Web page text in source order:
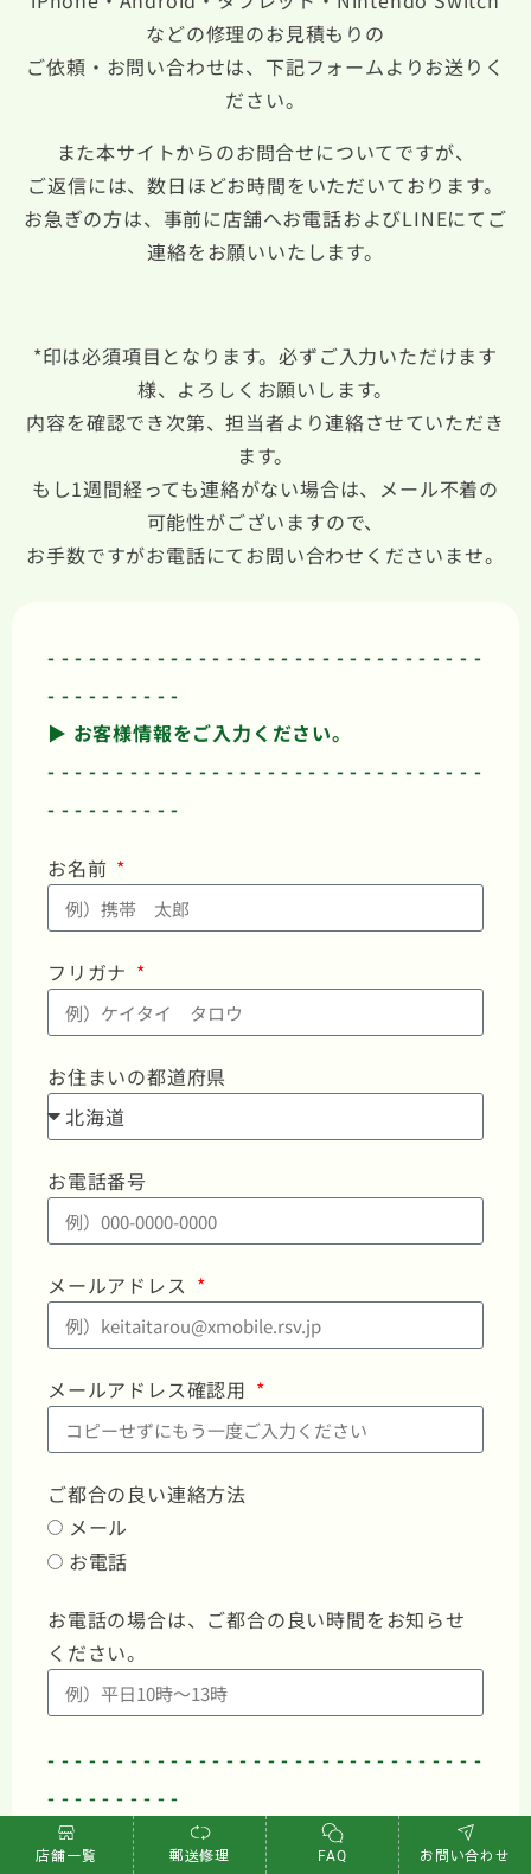
などの修理のお見積もりの
ご依頼・お問い合わせは、下記フォームよりお送りく
ださい。
また本サイトからのお問合せについてですが、
ご返信には、数日ほどお時間をいただいております。
お急ぎの方は、事前に店舗へお電話およびLINEにてご
連絡をお願いいたします。
*印は必須項目となります。必ずご入力いただけます
様、よろしくお願いします。
内容を確認でき次第、担当者より連絡させていただき
ます。
もし1週間経っても連絡がない場合は、メール不着の
可能性がございますので、
お手数ですがお電話にてお問い合わせくださいませ。
- - - - - - - - - - - - - - - - - - - - - - - - - - - - - - - -
- - - - - - - - - -
▶︎ お客様情報をご入力ください。
- - - - - - - - - - - - - - - - - - - - - - - - - - - - - - - -
- - - - - - - - - -
お名前
フリガナ
お住まいの都道府県
お電話番号
メールアドレス
メールアドレス確認用
ご都合の良い連絡方法
メール
お電話
お電話の場合は、ご都合の良い時間をお知らせ
ください。
- - - - - - - - - - - - - - - - - - - - - - - - - - - - - - - -
- - - - - - - - - -
▶︎ お使いの機種についてご入力ください
店舗一覧 郵送修理 FAQ お問い合わせ